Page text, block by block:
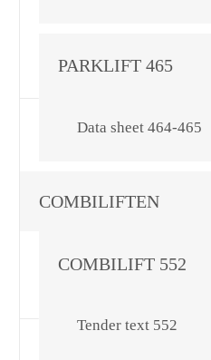
PARKLIFT 465
Data sheet 464-465
COMBILIFTEN
COMBILIFT 552
Tender text 552